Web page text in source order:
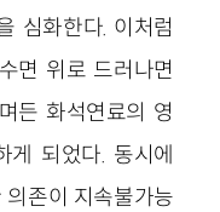
심화한다. 이처럼
면 위로 드러나면
든 화석연료의 영
되었다. 동시에
존이 지속불가능